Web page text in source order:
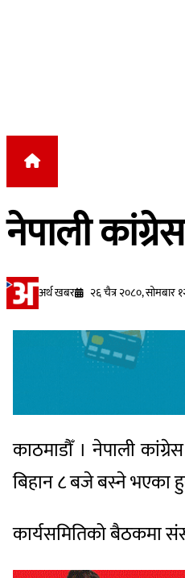
नेपाली
अर्थ खबर २६ चैत्र २०८०, सोमबार
काठमाडौँ । नेपाली
बिहान ८ बजे बस्ने भएका
कार्यसमितिको बैठकमा